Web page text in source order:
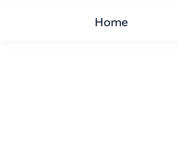
Home